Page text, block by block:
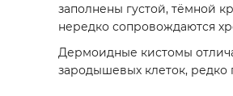
заполнены густой, тёмной
нередко сопровождаются
Дермоидные кистомы
зародышевых клеток, редко